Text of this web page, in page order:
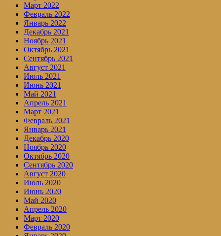
Март 2022
Февраль 2022
Январь 2022
Декабрь 2021
Ноябрь 2021
Октябрь 2021
Сентябрь 2021
Август 2021
Июль 2021
Июнь 2021
Май 2021
Апрель 2021
Март 2021
Февраль 2021
Январь 2021
Декабрь 2020
Ноябрь 2020
Октябрь 2020
Сентябрь 2020
Август 2020
Июль 2020
Июнь 2020
Май 2020
Апрель 2020
Март 2020
Февраль 2020